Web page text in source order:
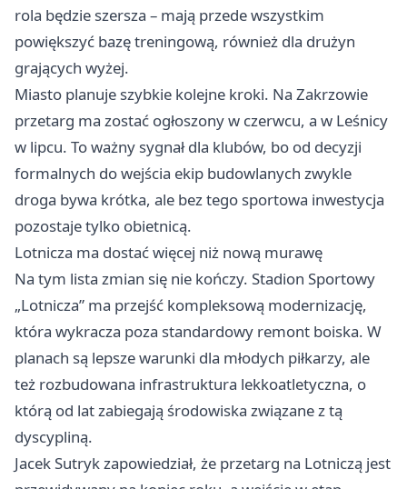
rola będzie szersza – mają przede wszystkim
powiększyć bazę treningową, również dla drużyn
grających wyżej.
Miasto planuje szybkie kolejne kroki. Na Zakrzowie
przetarg ma zostać ogłoszony w czerwcu, a w Leśnicy
w lipcu. To ważny sygnał dla klubów, bo od decyzji
formalnych do wejścia ekip budowlanych zwykle
droga bywa krótka, ale bez tego sportowa inwestycja
pozostaje tylko obietnicą.
Lotnicza ma dostać więcej niż nową murawę
Na tym lista zmian się nie kończy. Stadion Sportowy
„Lotnicza” ma przejść kompleksową modernizację,
która wykracza poza standardowy remont boiska. W
planach są lepsze warunki dla młodych piłkarzy, ale
też rozbudowana infrastruktura lekkoatletyczna, o
którą od lat zabiegają środowiska związane z tą
dyscypliną.
Jacek Sutryk zapowiedział, że przetarg na Lotniczą jest